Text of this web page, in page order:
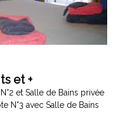
et +
et Salle de Bains privée
N°3 avec Salle de Bains